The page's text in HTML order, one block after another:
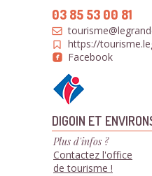
03 85 53 00 81
https://
Facebook
DIGOIN ET
Plus d'infos ?
Contactez l'office
de tourisme !